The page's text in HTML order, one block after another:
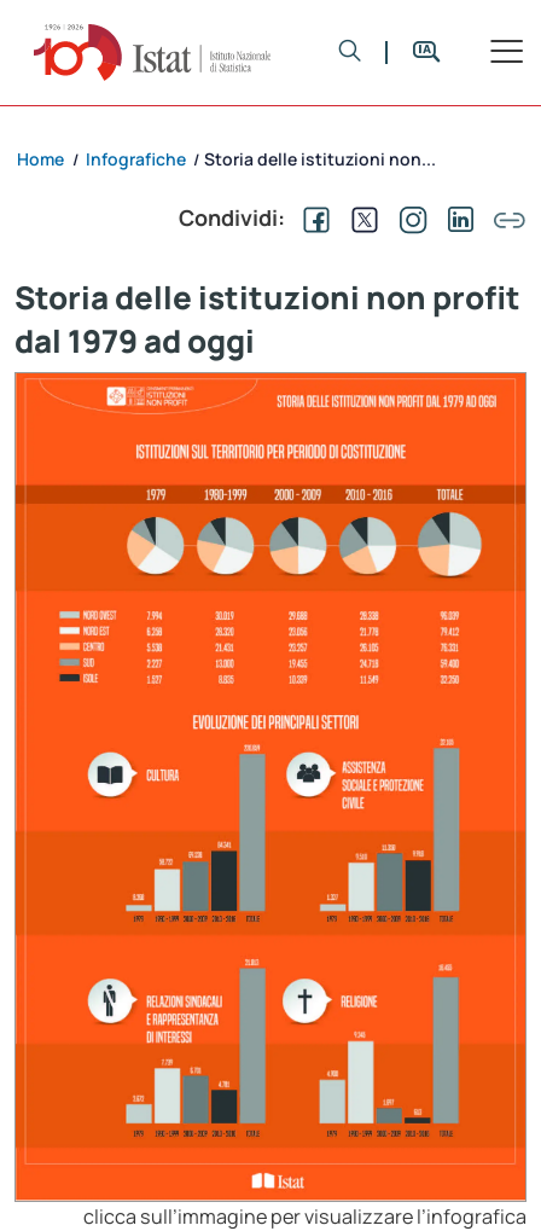
Home / Infografiche / Storia delle istituzioni non...
Condividi:
Storia delle istituzioni non profit
dal 1979 ad oggi
clicca sull’immagine per visualizzare l’infografica